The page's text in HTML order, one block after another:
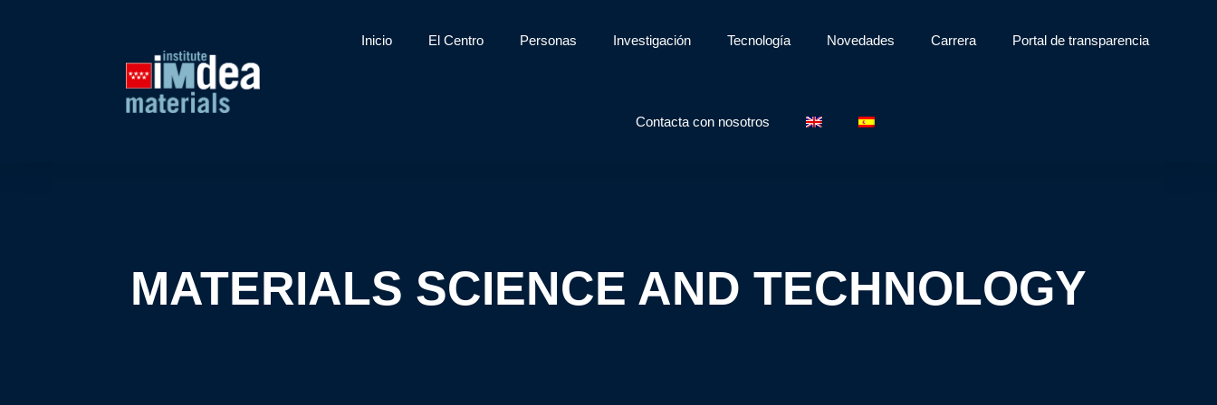
Inicio El Centro Personas Investigación Tecnología Novedades Carrera Portal de transparencia
Contacta con nosotros
MATERIALS SCIENCE AND TECHNOLOGY